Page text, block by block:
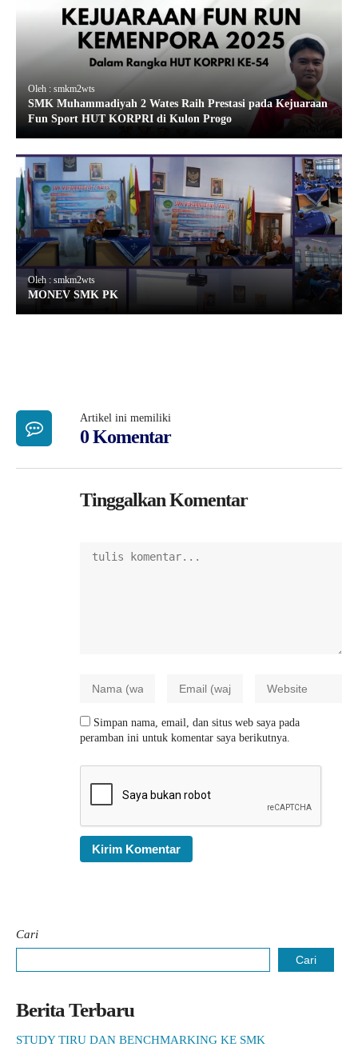
Oleh : smkm2wts
SMK Muhammadiyah 2 Wates Raih Prestasi pada Kejuaraan
Fun Sport HUT KORPRI di Kulon Progo
Oleh : smkm2wts
MONEV SMK PK
Artikel ini memiliki
0 Komentar
Tinggalkan Komentar
Simpan nama, email, dan situs web saya pada
peramban ini untuk komentar saya berikutnya.
Cari
Cari
Berita Terbaru
STUDY TIRU DAN BENCHMARKING KE SMK